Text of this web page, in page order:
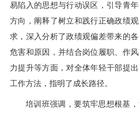
易陷入的思想与行动误区，引导青
方向，阐释了树立和践行正确政绩
求，深入分析了政绩观偏差带来的
危害和原因，并结合岗位履职、作
力提升等方面，对全体年轻干部提
工作方法，指明了成长路径。
培训班强调，要筑牢思想根基